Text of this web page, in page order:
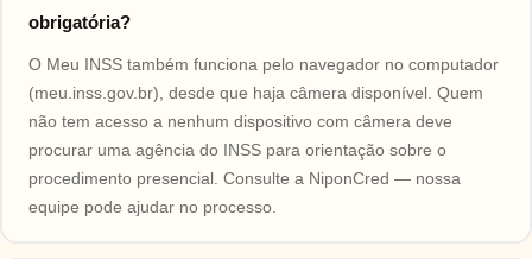
obrigatória?
O Meu INSS também funciona pelo navegador no computador
(meu.inss.gov.br), desde que haja câmera disponível. Quem
não tem acesso a nenhum dispositivo com câmera deve
procurar uma agência do INSS para orientação sobre o
procedimento presencial. Consulte a NiponCred — nossa
equipe pode ajudar no processo.